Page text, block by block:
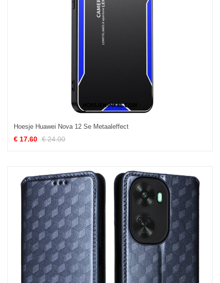
Hoesje Huawei Nova 12 Se Metaaleffect
€ 17.60 € 24.00